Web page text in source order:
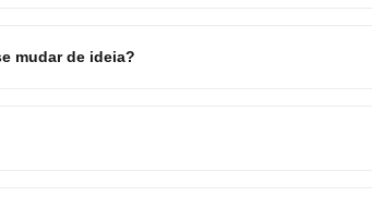
mudar de ideia?